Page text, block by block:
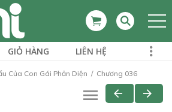
GIỎ HÀNG LIÊN HỆ
Của Con Gái Phản Diện Chương 036